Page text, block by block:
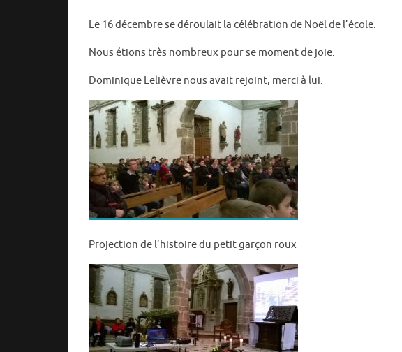
Le 16 décembre se déroulait la célébration de Noël de l’école.
Nous étions très nombreux pour se moment de joie.
Dominique Lelièvre nous avait rejoint, merci à lui.
Projection de l’histoire du petit garçon roux